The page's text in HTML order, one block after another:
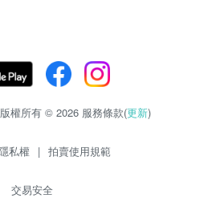
權所有 © 2026 服務條款(更新)
私權 | 拍賣使用規範
交易安全